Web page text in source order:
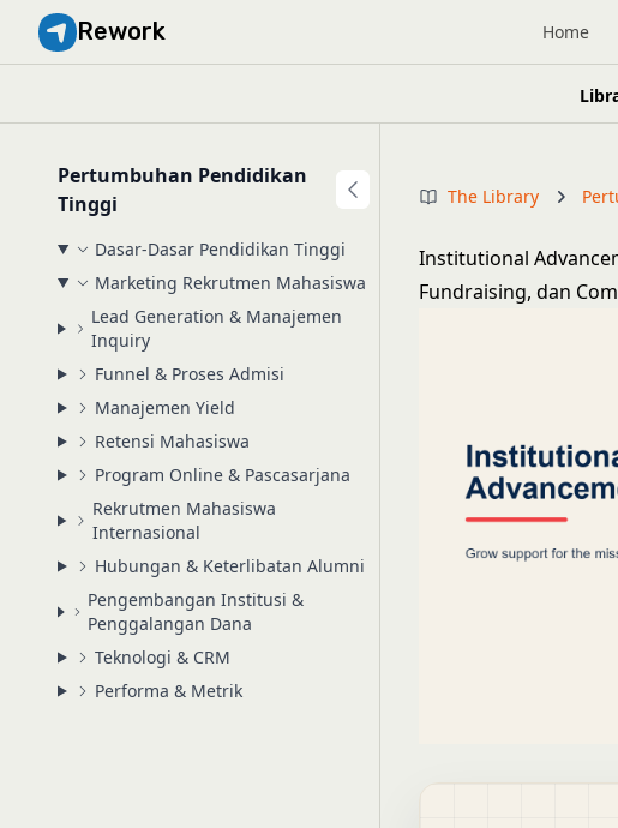
Rework Home
Pertumbuhan Pendidikan
Tinggi
Dasar-Dasar Pendidikan Tinggi
Marketing Rekrutmen Mahasiswa
Lead Generation & Manajemen
Inquiry
Funnel & Proses Admisi
Manajemen Yield
Retensi Mahasiswa
Program Online & Pascasarjana
Rekrutmen Mahasiswa
Internasional
Hubungan & Keterlibatan Alumni
Pengembangan Institusi &
Penggalangan Dana
Teknologi & CRM
Performa & Metrik
The Library
Institutional
Fundraising, dan